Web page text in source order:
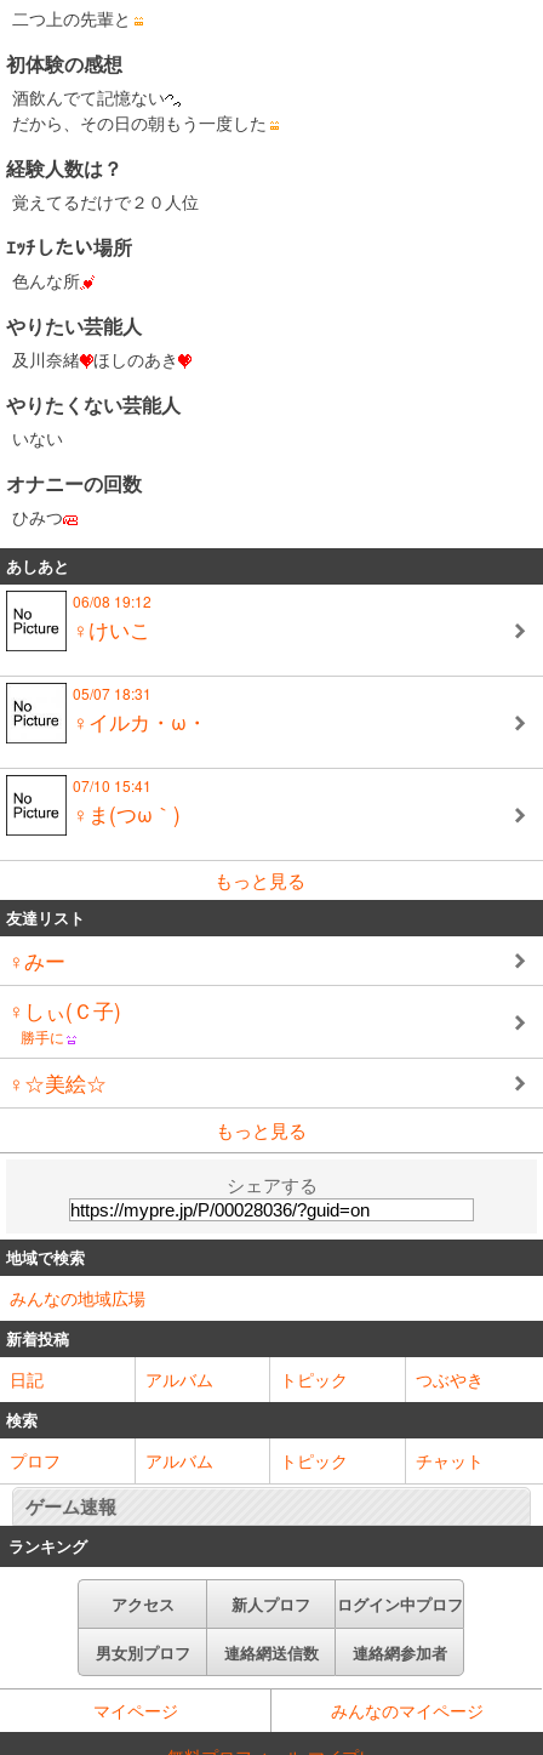
二つ上の先輩と
初体験の感想
酒飲んでて記憶ない
だから、その日の朝もう一度した
経験人数は？
覚えてるだけで２０人位
ｴｯﾁしたい場所
色んな所
やりたい芸能人
及川奈緒 ほしのあき
やりたくない芸能人
いない
オナニーの回数
ひみつ
あしあと
06/08 19:12
♀けいこ
05/07 18:31
♀イルカ・ω・
07/10 15:41
♀ま(つω｀)
もっと見る
友達リスト
♀みー
♀しぃ(Ｃ子)
勝手に
♀☆美絵☆
もっと見る
シェアする
地域で検索
みんなの地域広場
新着投稿
日記 アルバム トピック つぶやき
検索
プロフ アルバム トピック チャット
ゲーム速報
ランキング
アクセス 新人プロフ ログイン中プロフ
男女別プロフ 連絡網送信数 連絡網参加者
マイページ
みんなのマイページ